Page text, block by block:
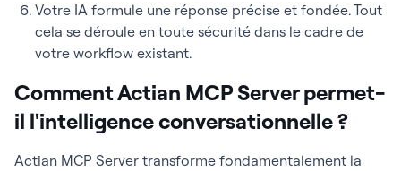
Votre IA formule une réponse précise et fondée. Tout
cela se déroule en toute sécurité dans le cadre de
votre workflow existant.
Comment Actian MCP Server permet-
il l'intelligence conversationnelle ?
Actian MCP Server transforme fondamentalement la